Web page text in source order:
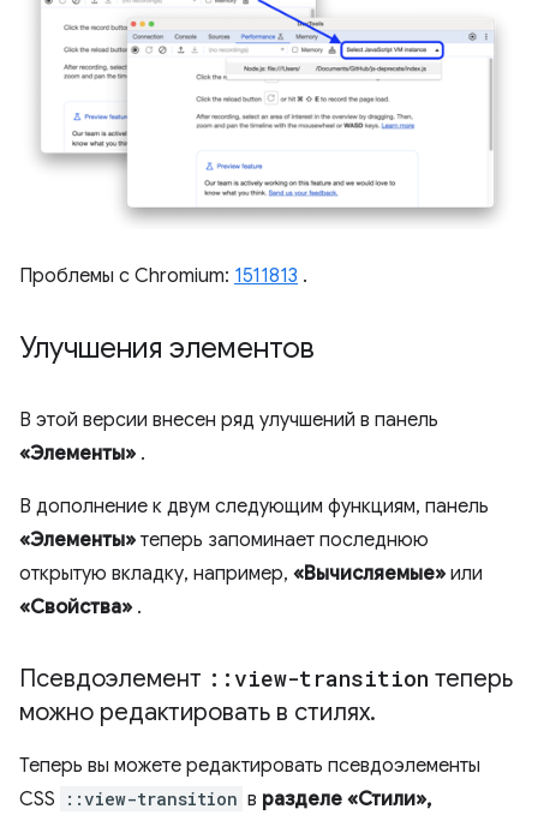
Проблемы с Chromium: 1511813 .
Улучшения элементов
В этой версии внесен ряд улучшений в панель
«Элементы» .
В дополнение к двум следующим функциям, панель
«Элементы» теперь запоминает последнюю
открытую вкладку, например, «Вычисляемые» или
«Свойства» .
Псевдоэлемент :: view-transition теперь
можно редактировать в стилях.
Теперь вы можете редактировать псевдоэлементы
CSS
::view-transition в разделе «Стили»,